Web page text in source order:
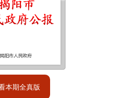
本期全真版